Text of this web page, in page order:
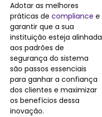
Adotar as melhores
práticas de compliance e
garantir que a sua
instituição esteja alinhada
aos padrões de
segurança do sistema
são passos essenciais
para ganhar a confiança
dos clientes e maximizar
os benefícios dessa
inovação.